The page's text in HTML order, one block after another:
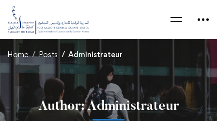
Home Posts Administrateur
Author:Administrateur